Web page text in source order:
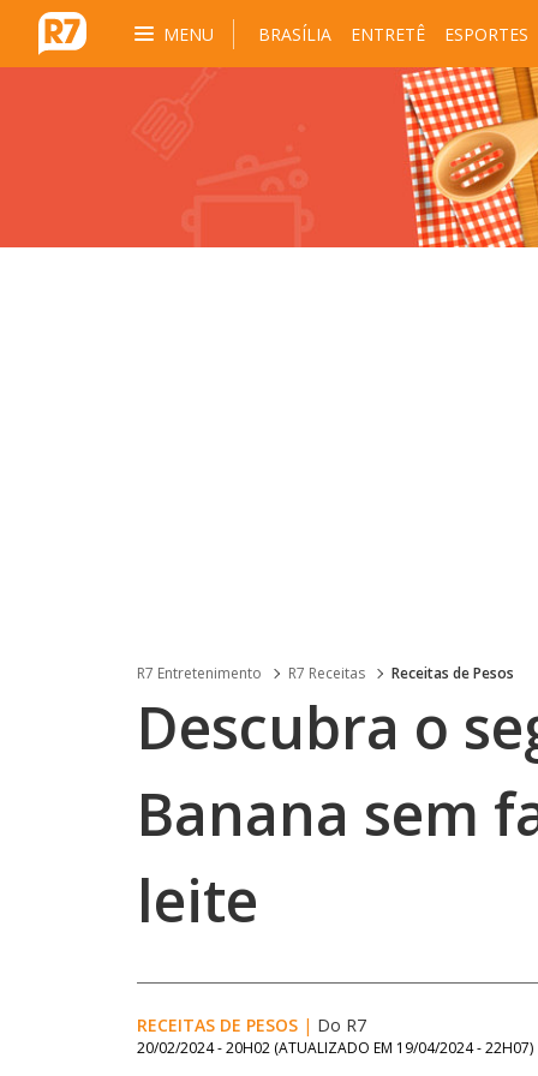
MENU BRASÍLIA ENTRETÊ ESPORTES
R7 Entretenimento R7 Receitas Receitas de Pesos
Descubra o
Banana sem
leite
RECEITAS DE PESOS | Do R7
20/02/2024 - 20H02 (ATUALIZADO EM 19/04/2024 - 22H07)